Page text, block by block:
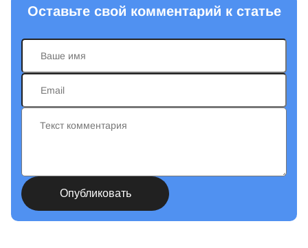
Оставьте свой комментарий к статье